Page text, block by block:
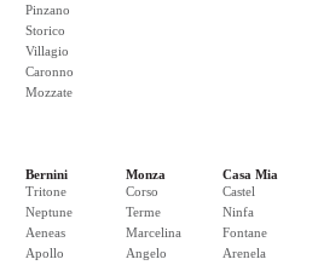
Pinzano
Storico
Villagio
Caronno
Mozzate
Bernini
Tritone
Neptune
Aeneas
Apollo
Monza
Corso
Terme
Marcelina
Angelo
Casa Mia
Castel
Ninfa
Fontane
Arenela